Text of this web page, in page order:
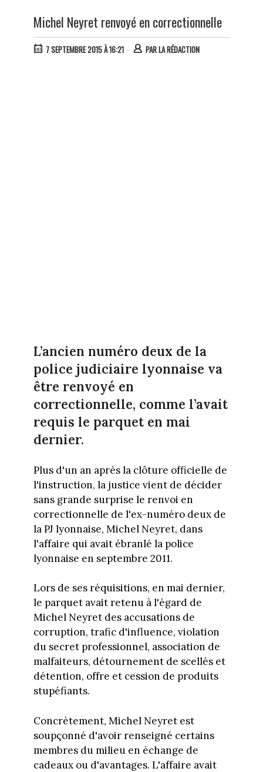
Michel Neyret renvoyé en correctionnelle
7 SEPTEMBRE 2015 À 16:21 PARLA RÉDACTION
L’ancien numéro deux de la
police judiciaire lyonnaise va
être renvoyé en
correctionnelle, comme l’avait
requis le parquet en mai
dernier.
Plus d'un an après la clôture officielle de
l'instruction, la justice vient de décider
sans grande surprise le renvoi en
correctionnelle de l'ex-numéro deux de
la PJ lyonnaise, Michel Neyret, dans
l'affaire qui avait ébranlé la police
lyonnaise en septembre 2011.
Lors de ses réquisitions, en mai dernier,
le parquet avait retenu à l'égard de
Michel Neyret des accusations de
corruption, trafic d'influence, violation
du secret professionnel, association de
malfaiteurs, détournement de scellés et
détention, offre et cession de produits
stupéfiants.
Concrètement, Michel Neyret est
soupçonné d'avoir renseigné certains
membres du milieu en échange de
cadeaux ou d'avantages. L'affaire avait